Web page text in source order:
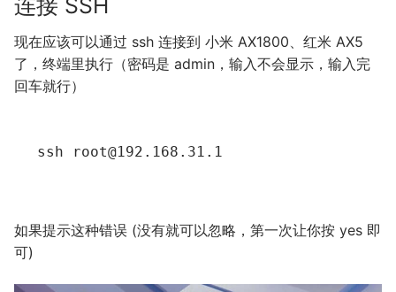
现在应该可以通过 ssh 连接到 小米 AX1800、红米 AX5
了，终端里执行（密码是 admin，输入不会显示，输入完
回车就行）
ssh root@192 . 168 . 31 . 1
如果提示这种错误 (没有就可以忽略，第一次让你按 yes 即
可)